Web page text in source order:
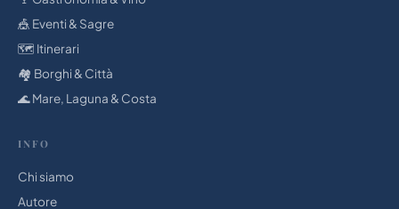
🎪 Eventi & Sagre
🗺️ Itinerari
🏘️ Borghi & Città
🌊 Mare, Laguna & Costa
INFO
Chi siamo
Autore